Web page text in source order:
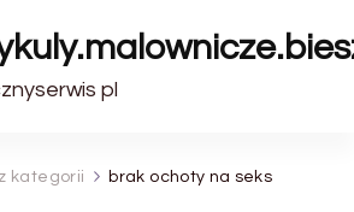
pl
kategorii brak ochoty na seks